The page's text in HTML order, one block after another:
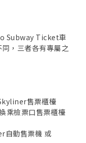
Subway Ticket車
，三者各有專屬之
售票櫃檯
乘檢票口售票櫃檯
自動售票機 或